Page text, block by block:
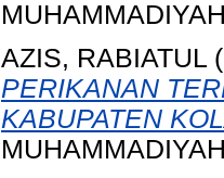
AZIS, RABIATUL
PERIKANAN
KABUPATEN